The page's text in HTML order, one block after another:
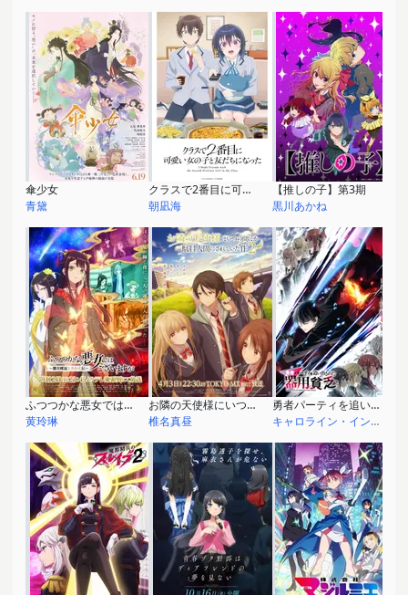
傘少女
青黛
クラスで2番目に可愛い女の子と友だちになった
朝凪海
【推しの子】第3期
黒川あかね
ふつつかな悪女ではございますが ～雛宮蝶鼠とりかえ伝～
黄玲琳
お隣の天使様にいつの間にか駄目人間にされていた件2
椎名真昼
勇者パーティを追い出された器用貧乏
キャロライン・イングロット